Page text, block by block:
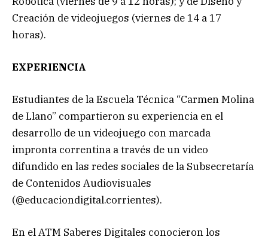
Creación de videojuegos (viernes de 14 a 17
horas).
EXPERIENCIA
Estudiantes de la Escuela Técnica “Carmen Molina
de Llano” compartieron su experiencia en el
desarrollo de un videojuego con marcada
impronta correntina a través de un video
difundido en las redes sociales de la Subsecretaría
de Contenidos Audiovisuales
(@educaciondigital.corrientes).
En el ATM Saberes Digitales conocieron los